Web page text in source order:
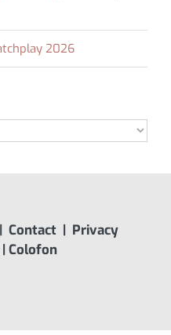
2026
Contact| Privacy
| Colofon